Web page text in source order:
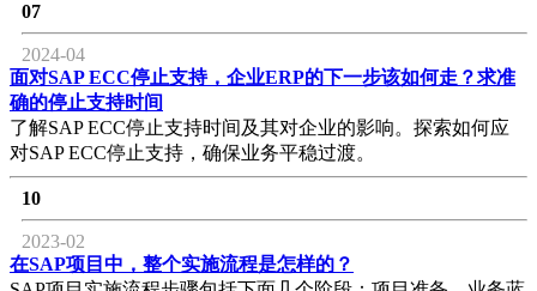
07
2024-04
面对SAP ECC停止支持，企业ERP的下一步该如何走？求准
确的停止支持时间
了解SAP ECC停止支持时间及其对企业的影响。探索如何应
对SAP ECC停止支持，确保业务平稳过渡。
10
2023-02
在SAP项目中，整个实施流程是怎样的？